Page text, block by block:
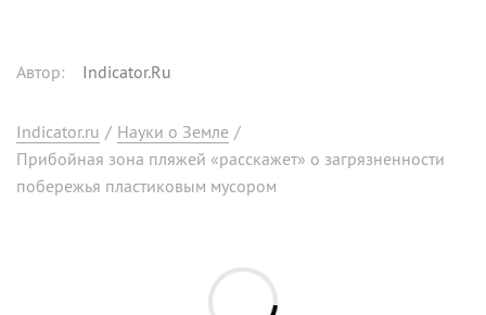
Автор: Indicator.Ru
Indicator.ru / Науки о Земле /
Прибойная зона пляжей «расскажет» о загрязненности
побережья пластиковым мусором